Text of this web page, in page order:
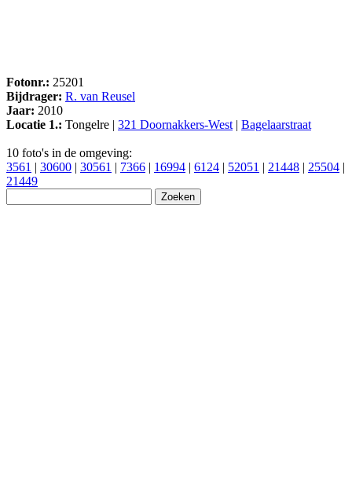
Fotonr.: 25201
Bijdrager: R. van Reusel
Jaar: 2010
Locatie 1.: Tongelre | 321 Doornakkers-West | Bagelaarstraat
10 foto's in de omgeving:
3561 | 30600 | 30561 | 7366 | 16994 | 6124 | 52051 | 21448 | 25504 |
21449